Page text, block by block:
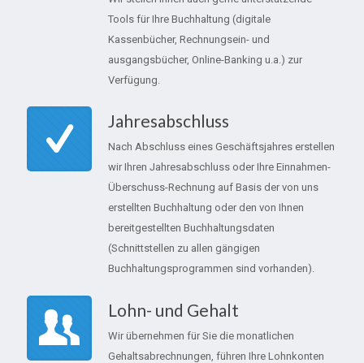
Tools für Ihre Buchhaltung (digitale
Kassenbücher, Rechnungsein- und
ausgangsbücher, Online-Banking u.a.) zur
Verfügung.
Jahresabschluss
Nach Abschluss eines Geschäftsjahres erstellen
wir Ihren Jahresabschluss oder Ihre Einnahmen-
Überschuss-Rechnung auf Basis der von uns
erstellten Buchhaltung oder den von Ihnen
bereitgestellten Buchhaltungsdaten
(Schnittstellen zu allen gängigen
Buchhaltungsprogrammen sind vorhanden).
Lohn- und Gehalt
Wir übernehmen für Sie die monatlichen
Gehaltsabrechnungen, führen Ihre Lohnkonten